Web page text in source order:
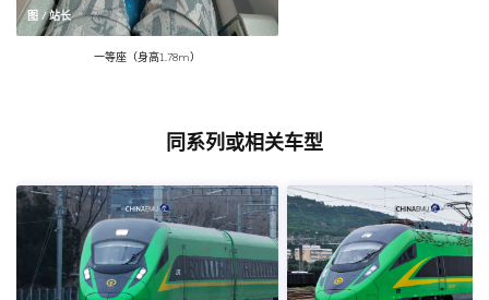
图 / 站长
一等座（身高1.78m）
同系列或相关车型